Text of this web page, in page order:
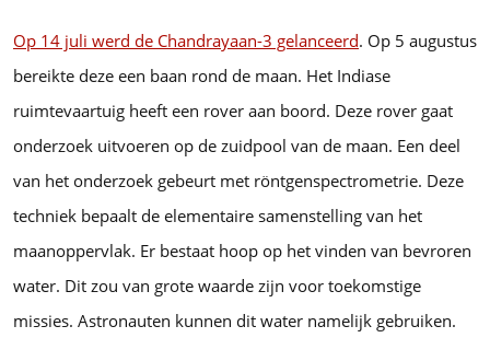
Op 14 juli werd de Chandrayaan-3 gelanceerd. Op 5 augustus
bereikte deze een baan rond de maan. Het Indiase
ruimtevaartuig heeft een rover aan boord. Deze rover gaat
onderzoek uitvoeren op de zuidpool van de maan. Een deel
van het onderzoek gebeurt met röntgenspectrometrie. Deze
techniek bepaalt de elementaire samenstelling van het
maanoppervlak. Er bestaat hoop op het vinden van bevroren
water. Dit zou van grote waarde zijn voor toekomstige
missies. Astronauten kunnen dit water namelijk gebruiken.